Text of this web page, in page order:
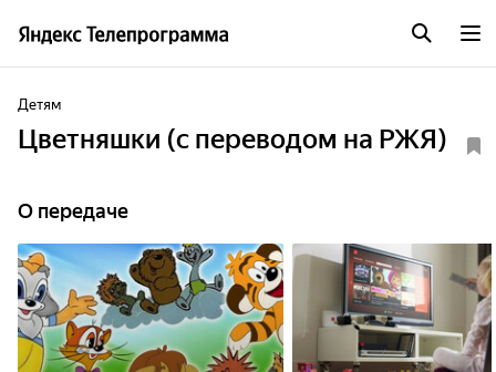
Детям
Цветняшки (с переводом на РЖЯ)
О передаче